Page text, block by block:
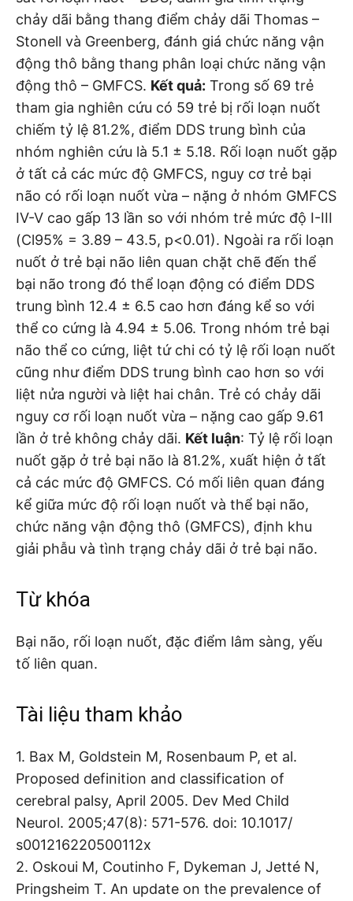
chảy dãi bằng thang điểm chảy dãi Thomas –
Stonell và Greenberg, đánh giá chức năng vận
động thô bằng thang phân loại chức năng vận
động thô – GMFCS. Kết quả: Trong số 69 trẻ
tham gia nghiên cứu có 59 trẻ bị rối loạn nuốt
chiếm tỷ lệ 81.2%, điểm DDS trung bình của
nhóm nghiên cứu là 5.1 ± 5.18. Rối loạn nuốt gặp
ở tất cả các mức độ GMFCS, nguy cơ trẻ bại
não có rối loạn nuốt vừa – nặng ở nhóm GMFCS
IV-V cao gấp 13 lần so với nhóm trẻ mức độ I-III
(Cl95% = 3.89 – 43.5, p<0.01). Ngoài ra rối loạn
nuốt ở trẻ bại não liên quan chặt chẽ đến thể
bại não trong đó thể loạn động có điểm DDS
trung bình 12.4 ± 6.5 cao hơn đáng kể so với
thể co cứng là 4.94 ± 5.06. Trong nhóm trẻ bại
não thể co cứng, liệt tứ chi có tỷ lệ rối loạn nuốt
cũng như điểm DDS trung bình cao hơn so với
liệt nửa người và liệt hai chân. Trẻ có chảy dãi
nguy cơ rối loạn nuốt vừa – nặng cao gấp 9.61
lần ở trẻ không chảy dãi. Kết luận: Tỷ lệ rối loạn
nuốt gặp ở trẻ bại não là 81.2%, xuất hiện ở tất
cả các mức độ GMFCS. Có mối liên quan đáng
kể giữa mức độ rối loạn nuốt và thể bại não,
chức năng vận động thô (GMFCS), định khu
giải phẫu và tình trạng chảy dãi ở trẻ bại não.
Từ khóa
Bại não, rối loạn nuốt, đặc điểm lâm sàng, yếu
tố liên quan.
Tài liệu tham khảo
1. Bax M, Goldstein M, Rosenbaum P, et al.
Proposed definition and classification of
cerebral palsy, April 2005. Dev Med Child
Neurol. 2005;47(8): 571-576. doi: 10.1017/
s001216220500112x
2. Oskoui M, Coutinho F, Dykeman J, Jetté N,
Pringsheim T. An update on the prevalence of